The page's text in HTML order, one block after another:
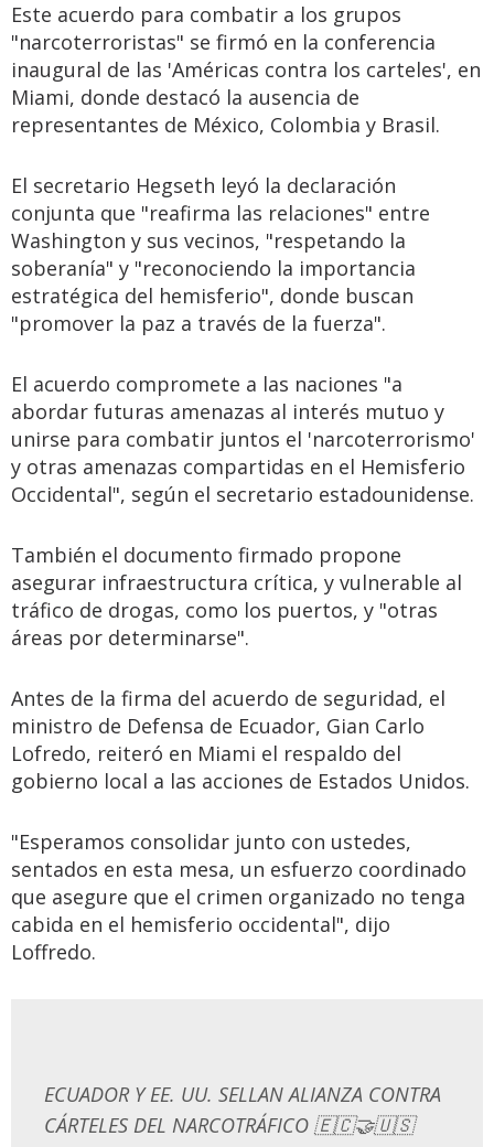
Este acuerdo para combatir a los grupos
"narcoterroristas" se firmó en la conferencia
inaugural de las 'Américas contra los carteles', en
Miami, donde destacó la ausencia de
representantes de México, Colombia y Brasil.
El secretario Hegseth leyó la declaración
conjunta que "reafirma las relaciones" entre
Washington y sus vecinos, "respetando la
soberanía" y "reconociendo la importancia
estratégica del hemisferio", donde buscan
"promover la paz a través de la fuerza".
El acuerdo compromete a las naciones "a
abordar futuras amenazas al interés mutuo y
unirse para combatir juntos el 'narcoterrorismo'
y otras amenazas compartidas en el Hemisferio
Occidental", según el secretario estadounidense.
También el documento firmado propone
asegurar infraestructura crítica, y vulnerable al
tráfico de drogas, como los puertos, y "otras
áreas por determinarse".
Antes de la firma del acuerdo de seguridad, el
ministro de Defensa de Ecuador, Gian Carlo
Lofredo, reiteró en Miami el respaldo del
gobierno local a las acciones de Estados Unidos.
"Esperamos consolidar junto con ustedes,
sentados en esta mesa, un esfuerzo coordinado
que asegure que el crimen organizado no tenga
cabida en el hemisferio occidental", dijo
Loffredo.
ECUADOR Y EE. UU. SELLAN ALIANZA CONTRA
CÁRTELES DEL NARCOTRÁFICO 🇪🇨🤝🇺🇸